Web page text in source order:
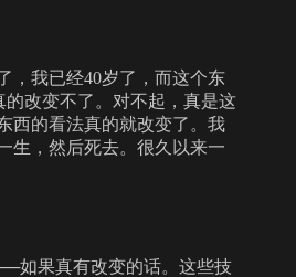
，我已经40岁了，而这个东
改变不了。对不起，真是这
西的看法真的就改变了。我
生，然后死去。很久以来一
如果真有改变的话。这些技